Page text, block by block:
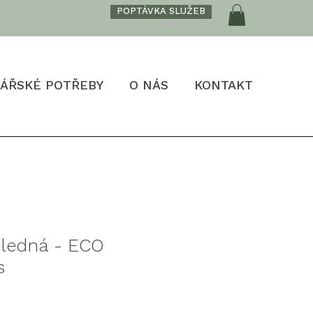
POPTÁVKA SLUŽEB
POTŘEBY O NÁS KONTAKT
- ECO